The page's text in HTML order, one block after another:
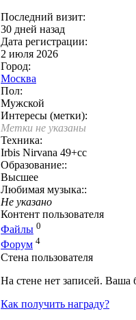
Последний визит:
30 дней назад
Дата регистрации:
2 июля 2026
Город:
Москва
Пол:
Мужской
Интересы (метки):
Метки не указаны
Техника:
Irbis Nirvana 49+cc
Образование::
Высшее
Любимая музыка::
Не указано
Контент пользователя
Файлы 0
Форум 4
Стена пользователя
На стене нет записей. Ваша
Как получить награду?